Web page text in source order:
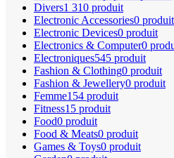
Divers1 310 produit
Electronic Accessories0 produit
Electronic Devices0 produit
Electronics & Computer0
Electroniques545 produit
Fashion & Clothing0 produit
Fashion & Jewellery0 produit
Femme154 produit
Fitness15 produit
Food0 produit
Food & Meats0 produit
Games & Toys0 produit